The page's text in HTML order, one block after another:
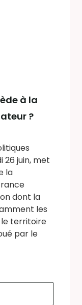
à la
?
26 juin, met
la
dont la
les
le territoire
par le